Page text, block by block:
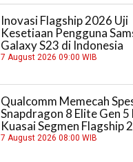
Inovasi Flagship 2026 Uji
Kesetiaan Pengguna
Galaxy S23 di Indonesia
7 August 2026 09:00 WIB
Qualcomm Memecah
Snapdragon 8 Elite Gen 5
Kuasai Segmen Flagship
7 August 2026 08:00 WIB